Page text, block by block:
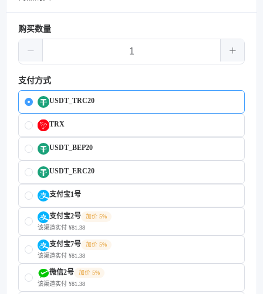
购买数量
支付方式
USDT_TRC20
TRX
USDT_BEP20
USDT_ERC20
支付宝1号
支付宝2号
加价 5%
该渠道实付 ¥81.38
支付宝7号
加价 5%
该渠道实付 ¥81.38
微信2号
加价 5%
该渠道实付 ¥81.38